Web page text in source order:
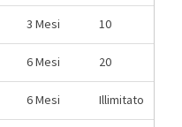
3 Mesi 10
6 Mesi 20
6 Mesi Illimitato